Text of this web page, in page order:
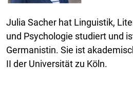
Julia Sacher hat Linguistik,
und Psychologie studiert und
Germanistin. Sie ist
II der Universität zu Köln.